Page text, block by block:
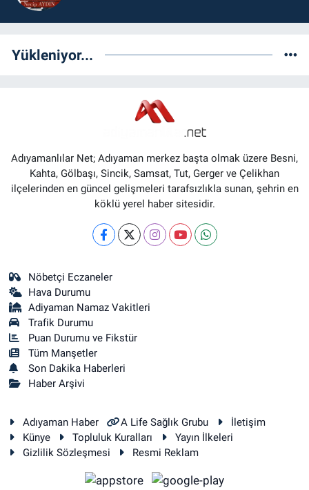
Yükleniyor...
Adıyamanlılar Net; Adıyaman merkez başta olmak üzere Besni,
Kahta, Gölbaşı, Sincik, Samsat, Tut, Gerger ve Çelikhan
ilçelerinden en güncel gelişmeleri tarafsızlıkla sunan, şehrin en
köklü yerel haber sitesidir.
Nöbetçi Eczaneler
Hava Durumu
Adiyaman Namaz Vakitleri
Trafik Durumu
Puan Durumu ve Fikstür
Tüm Manşetler
Son Dakika Haberleri
Haber Arşivi
Adıyaman Haber A Life Sağlık Grubu
İletişim
Künye
Topluluk Kuralları
Yayın İlkeleri
Gizlilik Sözleşmesi
Resmi Reklam